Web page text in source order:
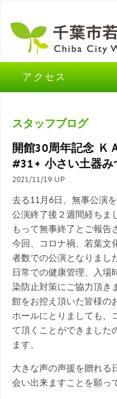
アクセス
スタッフブログ
開館30周年記念 Ｋ
#31+ 小さい土器み
2021/11/19 UP
去る11月6日、無事公演を
公演終了後２週間経ちま
もって無事終了とご報告
今回、コロナ禍、若葉文
者数での公演となりまし
日常での健康管理、入場
染防止対策にご協力頂き
館をお控え頂いた皆様の
ホールにとりましても、
て頂くことができました
ます。
大きな声の声援を贈れる
会い出来ますことを願っ